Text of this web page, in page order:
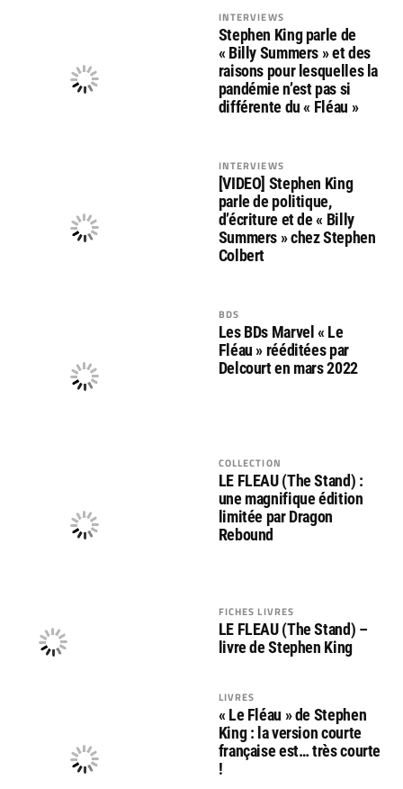
INTERVIEWS
Stephen King parle de
« Billy Summers » et des
raisons pour lesquelles la
pandémie n’est pas si
différente du « Fléau »
INTERVIEWS
[VIDEO] Stephen King
parle de politique,
d’écriture et de « Billy
Summers » chez Stephen
Colbert
BDS
Les BDs Marvel « Le
Fléau » rééditées par
Delcourt en mars 2022
COLLECTION
LE FLEAU (The Stand) :
une magnifique édition
limitée par Dragon
Rebound
FICHES LIVRES
LE FLEAU (The Stand) –
livre de Stephen King
LIVRES
« Le Fléau » de Stephen
King : la version courte
française est… très courte
!